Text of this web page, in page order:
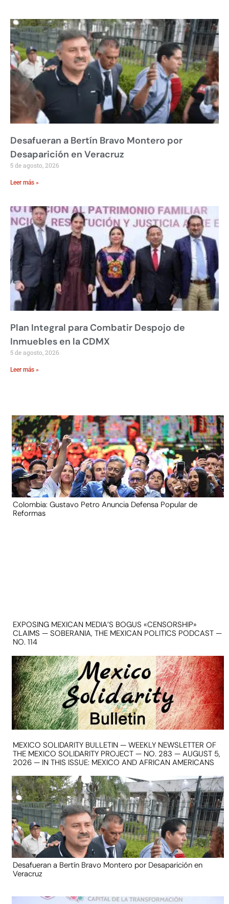
Desafueran a Bertín Bravo Montero por
Desaparición en Veracruz
5 de agosto, 2026
Leer más »
Plan Integral para Combatir Despojo de
Inmuebles en la CDMX
5 de agosto, 2026
Leer más »
Colombia: Gustavo Petro Anuncia Defensa Popular de
Reformas
EXPOSING MEXICAN MEDIA’S BOGUS «CENSORSHIP»
CLAIMS — SOBERANIA, THE MEXICAN POLITICS PODCAST —
NO. 114
MEXICO SOLIDARITY BULLETIN — WEEKLY NEWSLETTER OF
THE MEXICO SOLIDARITY PROJECT — NO. 283 — AUGUST 5,
2026 — IN THIS ISSUE: MEXICO AND AFRICAN AMERICANS
Desafueran a Bertín Bravo Montero por Desaparición en
Veracruz